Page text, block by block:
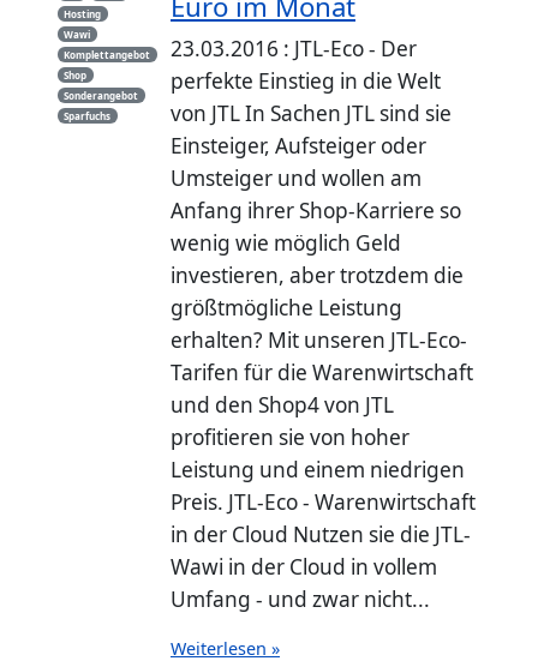
Hosting
Wawi
Komplettangebot
Shop
Sonderangebot
Sparfuchs
23.03.2016 : JTL-Eco - Der
perfekte Einstieg in die Welt
von JTL In Sachen JTL sind sie
Einsteiger, Aufsteiger oder
Umsteiger und wollen am
Anfang ihrer Shop-Karriere so
wenig wie möglich Geld
investieren, aber trotzdem die
größtmögliche Leistung
erhalten? Mit unseren JTL-Eco-
Tarifen für die Warenwirtschaft
und den Shop4 von JTL
profitieren sie von hoher
Leistung und einem niedrigen
Preis. JTL-Eco - Warenwirtschaft
in der Cloud Nutzen sie die JTL-
Wawi in der Cloud in vollem
Umfang - und zwar nicht...
Weiterlesen »